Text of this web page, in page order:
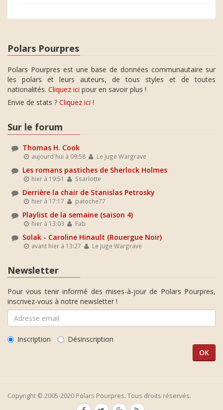
Polars Pourpres
Polars Pourpres est une base de données communautaire sur
les polars et leurs auteurs, de tous styles et de toutes
nationalités. Cliquez ici pour en savoir plus !
Envie de stats ? Cliquez ici !
Sur le forum
Thomas H. Cook
aujourd'hui à 09:58 Le Juge Wargrave
Les romans pastiches de Sherlock Holmes
hier à 19:51 Ssarlotte
Derrière la chair de Stanislas Petrosky
hier à 17:17 patoche77
Playlist de la semaine (saison 4)
hier à 13:03 Fab
Solak - Caroline Hinault (Rouergue Noir)
avant hier à 13:27 Le Juge Wargrave
Newsletter
Pour vous tenir informé des mises-à-jour de Polars Pourpres,
inscrivez-vous à notre newsletter !
Inscription Désinscription
Copyright © 2005-2020 Polars Pourpres. Tous droits réservés.